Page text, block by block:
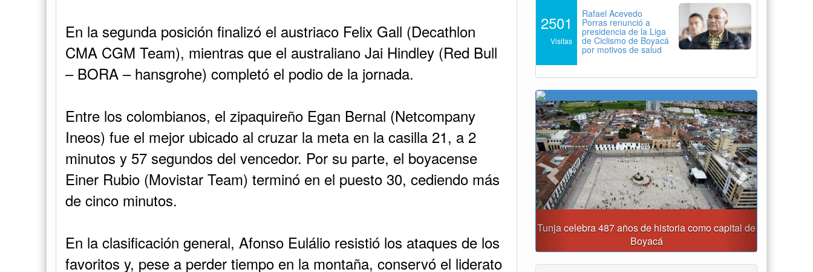
En la segunda posición finalizó el austriaco Felix Gall (Decathlon
CMA CGM Team), mientras que el australiano Jai Hindley (Red Bull
– BORA – hansgrohe) completó el podio de la jornada.
Entre los colombianos, el zipaquireño Egan Bernal (Netcompany
Ineos) fue el mejor ubicado al cruzar la meta en la casilla 21, a 2
minutos y 57 segundos del vencedor. Por su parte, el boyacense
Einer Rubio (Movistar Team) terminó en el puesto 30, cediendo más
de cinco minutos.
En la clasificación general, Afonso Eulálio resistió los ataques de los
favoritos y, pese a perder tiempo en la montaña, conservó el liderato
2501
Visitas
Rafael Acevedo
Porras renunció a
presidencia de la Liga
de Ciclismo de Boyacá
por motivos de salud
Reporte del tiempo en Boyacá para el miércoles
Previous Next